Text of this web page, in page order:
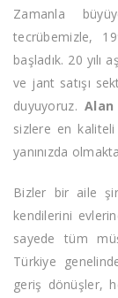
Zamanla
tecrübemizle,
başladık. 20 yılı
ve jant satışı
duyuyoruz.
sizlere en
yanınızda
Bizler bir aile
kendilerini
sayede tüm
Türkiye
geriş dönüşler,